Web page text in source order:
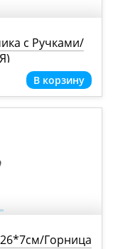
с Ручками/
Горница